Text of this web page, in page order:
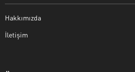
Hakkımızda
İletişim